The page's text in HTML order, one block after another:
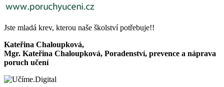
Jste mladá krev, kterou naše školství potřebuje!!
Kateřina Chaloupková,
Mgr. Kateřina Chaloupková, Poradenství, prevence a náprava
poruch učení